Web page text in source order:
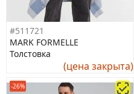
#511721
MARK FORMELLE
Толстовка
(цена закрыта)
-26%